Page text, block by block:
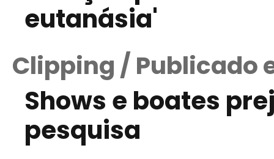
eutanásia'
Clipping / Publicado
Shows e boates
pesquisa